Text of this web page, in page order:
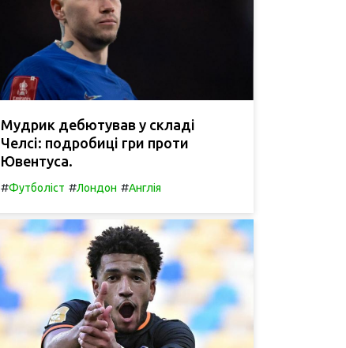
Мудрик дебютував у складі
Челсі: подробиці гри проти
Ювентуса.
#Футболіст #Лондон #Англія